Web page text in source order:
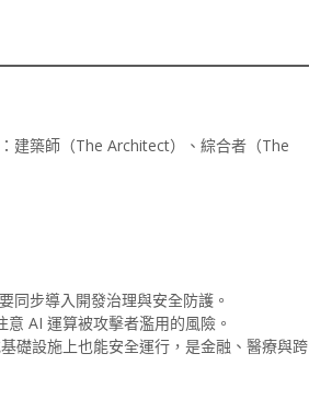
建築師（The Architect）、綜合者（The
同步導入開發治理與安全防護。
AI 運算被攻擊者濫用的風險。
礎設施上也能安全運行，是金融、醫療與跨